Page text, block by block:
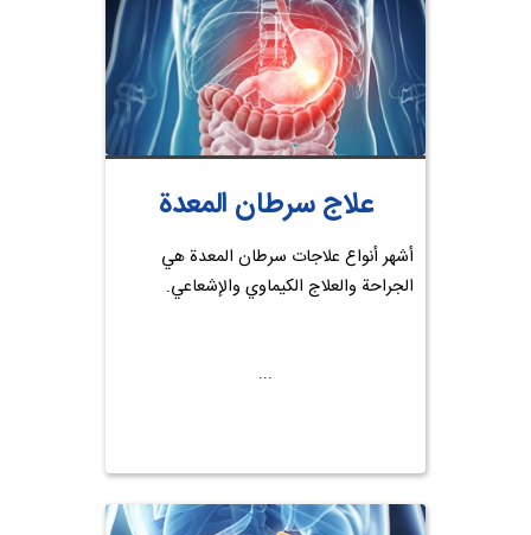
علاج سرطان المعدة
أشهر أنواع علاجات سرطان المعدة هي
الجراحة والعلاج الكيماوي والإشعاعي.